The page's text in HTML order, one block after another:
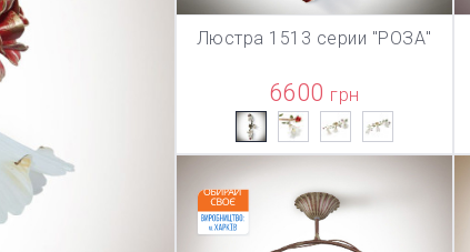
В КОРЗИНУ
Люстра 1513 серии "РОЗА"
6600 грн